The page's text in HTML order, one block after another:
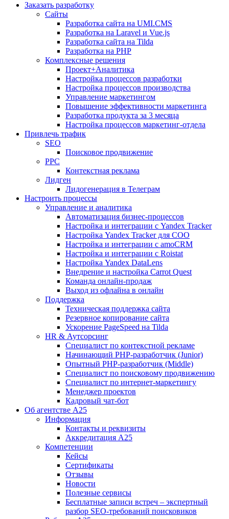
Заказать разработку
Сайты
Разработка сайта на UMI.CMS
Разработка на Laravel и Vue.js
Разработка сайта на Tilda
Разработка на PHP
Комплексные решения
Проект+Аналитика
Настройка процессов разработки
Настройка процессов производства
Управление маркетингом
Повышение эффективности маркетинга
Разработка продукта за 3 месяца
Настройка процессов маркетинг-отдела
Привлечь трафик
SEO
Поисковое продвижение
PPC
Контекстная реклама
Лидген
Лидогенерация в Телеграм
Настроить процессы
Управление и аналитика
Автоматизация бизнес-процессов
Настройка и интеграции с Yandex Tracker
Настройка Yandex Tracker для СОО
Настройка и интеграции с amoCRM
Настройка и интеграции с Roistat
Настройка Yandex DataLens
Внедрение и настройка Carrot Quest
Команда онлайн-продаж
Выход из офлайна в онлайн
Поддержка
Техническая поддержка сайта
Резервное копирование сайта
Ускорение PageSpeed на Tilda
HR & Аутсорсинг
Специалист по контекстной рекламе
Начинающий PHP-разработчик (Junior)
Опытный PHP-разработчик (Middle)
Специалист по поисковому продвижению
Специалист по интернет-маркетингу
Менеджер проектов
Кадровый чат-бот
Об агентстве А25
Информация
Контакты и реквизиты
Аккредитация А25
Компетенции
Кейсы
Сертификаты
Отзывы
Новости
Полезные сервисы
Бесплатные записи встреч – экспертный
разбор SEO-требований поисковиков